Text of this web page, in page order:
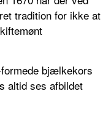
tradition for ikke at
bjælkekors
altid ses afbildet